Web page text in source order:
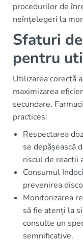
procedurilor de
neînțelegeri la
Sfaturi
pentru
Utilizarea corectă
maximizarea
secundare.
practices:
Respectarea
se depășească
riscul de reacții
Consumul
prevenirea
Monitorizarea
să fie atenți la
consulte un
semnificative.